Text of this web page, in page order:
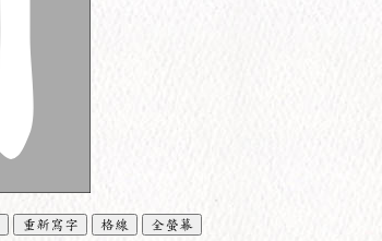
重新寫字 格線 全螢幕